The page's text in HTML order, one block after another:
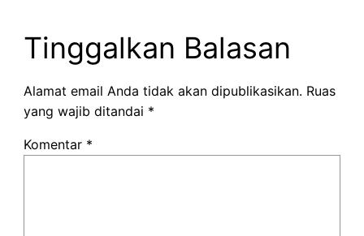
Tinggalkan Balasan
Alamat email Anda tidak akan dipublikasikan. Ruas
yang wajib ditandai *
Komentar *